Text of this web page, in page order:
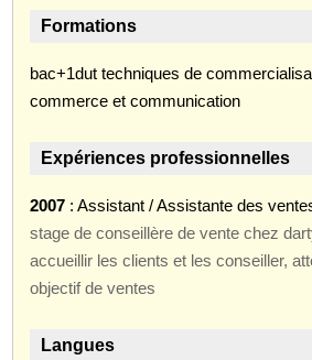
Formations
bac+1dut techniques de
commerce et communication
Expériences professionnelles
2007 : Assistant / Assistante des
stage de conseillère de vente chez
accueillir les clients et les conseiller,
objectif de ventes
Langues